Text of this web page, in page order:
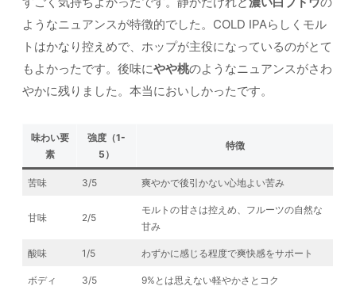
ようなニュアンスが特徴的でした。COLD IPAらしくモル
トはかなり控えめで、ホップが主役になっているのがとて
もよかったです。後味にやや桃のようなニュアンスがさわ
やかに残りました。本当においしかったです。
味わい要
素
強度（1-
5）
特徴
苦味 3/5 爽やかで後引かない心地よい苦み
甘味 2/5
モルトの甘さは控えめ、フルーツの自然な
甘み
酸味 1/5 わずかに感じる程度で爽快感をサポート
ボディ 3/5 9%とは思えない軽やかさとコク